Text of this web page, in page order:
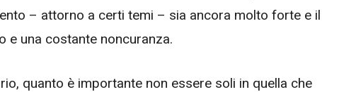
– attorno a certi temi – sia ancora molto forte e il
e una costante noncuranza.
quanto è importante non essere soli in quella che